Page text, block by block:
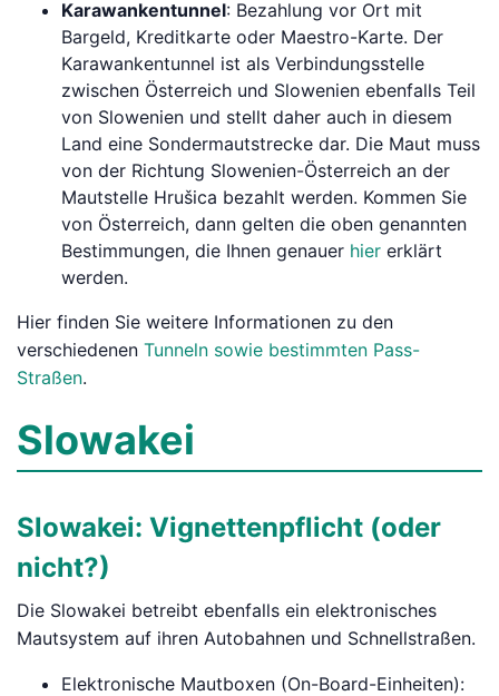
Karawankentunnel: Bezahlung vor Ort mit
Bargeld, Kreditkarte oder Maestro-Karte. Der
Karawankentunnel ist als Verbindungsstelle
zwischen Österreich und Slowenien ebenfalls Teil
von Slowenien und stellt daher auch in diesem
Land eine Sondermautstrecke dar. Die Maut muss
von der Richtung Slowenien-Österreich an der
Mautstelle Hrušica bezahlt werden. Kommen Sie
von Österreich, dann gelten die oben genannten
Bestimmungen, die Ihnen genauer hier erklärt
werden.
Hier finden Sie weitere Informationen zu den
verschiedenen Tunneln sowie bestimmten Pass-
Straßen.
Slowakei
Slowakei: Vignettenpflicht (oder
nicht?)
Die Slowakei betreibt ebenfalls ein elektronisches
Mautsystem auf ihren Autobahnen und Schnellstraßen.
Elektronische Mautboxen (On-Board-Einheiten):